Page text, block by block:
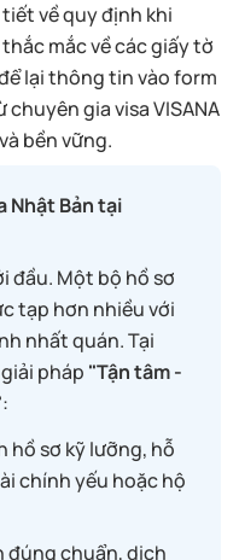
về quy định khi
mắc về các giấy tờ
lại thông tin vào form
gia visa VISANA
bền vững.
Nhật Bản tại
đầu. Một bộ hồ sơ
tạp hơn nhiều với
nhất quán. Tại
pháp "Tận tâm -
:
hồ sơ kỹ lưỡng, hỗ
chính yếu hoặc hộ
đúng chuẩn, dịch